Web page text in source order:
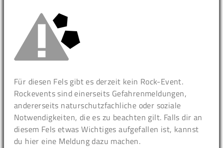
Für diesen Fels gibt es derzeit kein Rock-Event.
Rockevents sind einerseits Gefahrenmeldungen,
andererseits naturschutzfachliche oder soziale
Notwendigkeiten, die es zu beachten gilt. Falls dir an
diesem Fels etwas Wichtiges aufgefallen ist, kannst
du hier eine Meldung dazu machen.